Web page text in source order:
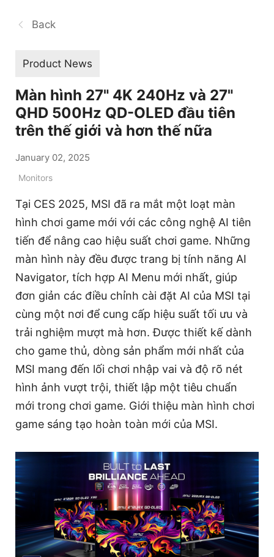
Back
Product News
Màn hình 27" 4K 240Hz và 27"
QHD 500Hz QD-OLED đầu tiên
trên thế giới và hơn thế nữa
January 02, 2025
Monitors
Tại CES 2025, MSI đã ra mắt một loạt màn
hình chơi game mới với các công nghệ AI tiên
tiến để nâng cao hiệu suất chơi game. Những
màn hình này đều được trang bị tính năng AI
Navigator, tích hợp AI Menu mới nhất, giúp
đơn giản các điều chỉnh cài đặt AI của MSI tại
cùng một nơi để cung cấp hiệu suất tối ưu và
trải nghiệm mượt mà hơn. Được thiết kế dành
cho game thủ, dòng sản phẩm mới nhất của
MSI mang đến lối chơi nhập vai và độ rõ nét
hình ảnh vượt trội, thiết lập một tiêu chuẩn
mới trong chơi game. Giới thiệu màn hình chơi
game sáng tạo hoàn toàn mới của MSI.